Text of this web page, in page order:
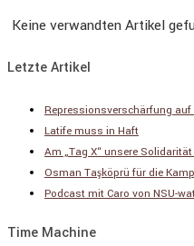
Keine verwandten Artikel
Letzte Artikel
Repressionsverschärfung auf
Latife muss in Haft
Am „Tag X“ unsere
Osman Taşköprü für die
Podcast mit Caro von NSU-
Time Machine